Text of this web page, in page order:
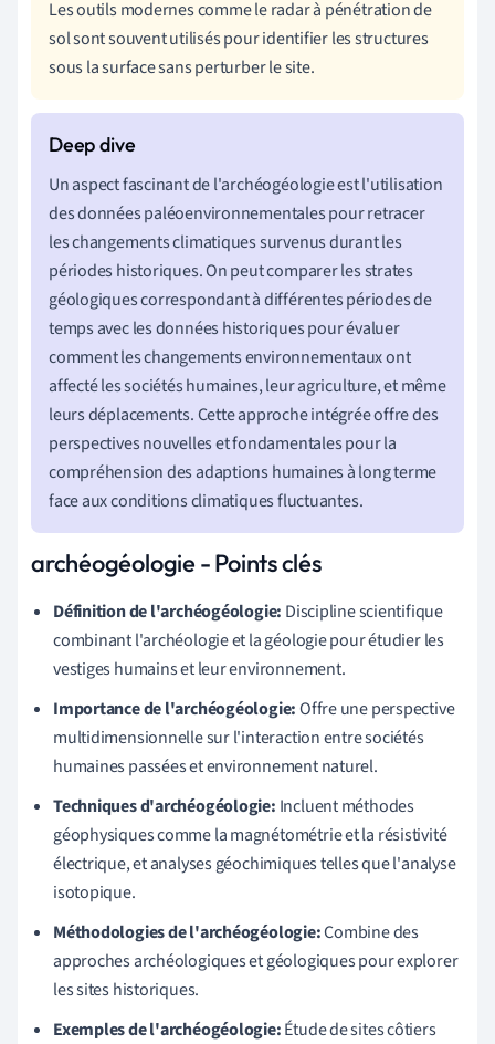
Les outils modernes comme le radar à pénétration de
sol sont souvent utilisés pour identifier les structures
sous la surface sans perturber le site.
Un aspect fascinant de l'archéogéologie est l'utilisation
des données paléoenvironnementales pour retracer
les changements climatiques survenus durant les
périodes historiques. On peut comparer les strates
géologiques correspondant à différentes périodes de
temps avec les données historiques pour évaluer
comment les changements environnementaux ont
affecté les sociétés humaines, leur agriculture, et même
leurs déplacements. Cette approche intégrée offre des
perspectives nouvelles et fondamentales pour la
compréhension des adaptions humaines à long terme
face aux conditions climatiques fluctuantes.
archéogéologie - Points clés
Définition de l'archéogéologie: Discipline scientifique
combinant l'archéologie et la géologie pour étudier les
vestiges humains et leur environnement.
Importance de l'archéogéologie:Offre une perspective
multidimensionnelle sur l'interaction entre sociétés
humaines passées et environnement naturel.
Techniques d'archéogéologie: Incluent méthodes
géophysiques comme la magnétométrie et la résistivité
électrique, et analyses géochimiques telles que l'analyse
isotopique.
Méthodologies de l'archéogéologie:Combine des
approches archéologiques et géologiques pour explorer
les sites historiques.
Exemples de l'archéogéologie:Étude de sites côtiers